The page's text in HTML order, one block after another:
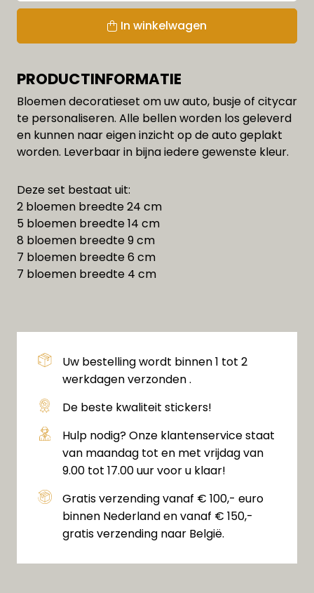
In winkelwagen
PRODUCTINFORMATIE
Bloemen decoratieset om uw auto, busje of citycar
te personaliseren. Alle bellen worden los geleverd
en kunnen naar eigen inzicht op de auto geplakt
worden. Leverbaar in bijna iedere gewenste kleur.
Deze set bestaat uit:
2 bloemen breedte 24 cm
5 bloemen breedte 14 cm
8 bloemen breedte 9 cm
7 bloemen breedte 6 cm
7 bloemen breedte 4 cm
Uw bestelling wordt binnen 1 tot 2
werkdagen verzonden .
De beste kwaliteit stickers!
Hulp nodig? Onze klantenservice staat
van maandag tot en met vrijdag van
9.00 tot 17.00 uur voor u klaar!
Gratis verzending vanaf € 100,- euro
binnen Nederland en vanaf € 150,-
gratis verzending naar België.